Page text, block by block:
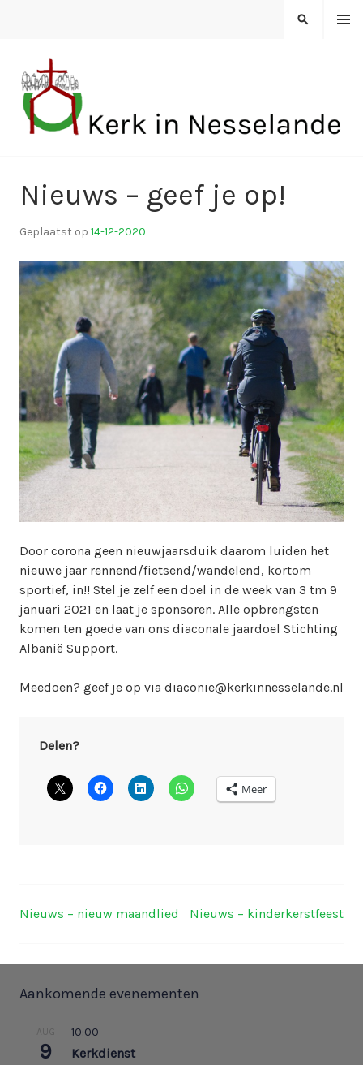
MENU
ZOEKEN
Nieuws – geef je op!
Geplaatst op 14-12-2020
o
r
k
i
n
w
e
b
m
r
Door corona geen nieuwjaarsduik daarom luiden het
nieuwe jaar rennend/fietsend/wandelend, kortom
sportief, in!! Stel je zelf een doel in de week van 3 tm 9
januari 2021 en laat je sponsoren. Alle opbrengsten
komen ten goede van ons diaconale jaardoel Stichting
Albanië Support.
Meedoen? geef je op via diaconie@kerkinnesselande.nl
Delen?
Meer
Berichtnavigatie
Nieuws – nieuw maandlied Nieuws – kinderkerstfeest
Aankomende evenementen
AUG
9
10:00
Kerkdienst